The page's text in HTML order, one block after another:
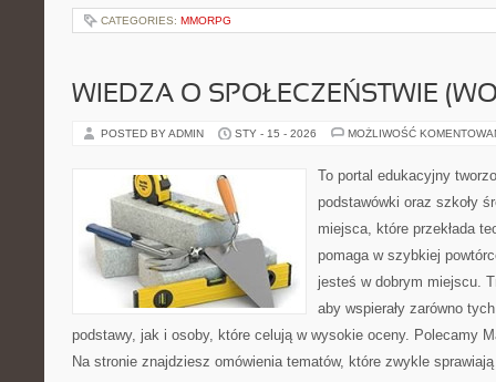
CATEGORIES: MMORPG
WIEDZA O SPOŁECZEŃSTWIE
POSTED BY ADMIN STY - 15 - 2026 MOŻLIWOŚĆ
To portal edukacyjny
podstawówki oraz szkoły
miejsca, które przekłada
pomaga w szybkiej
jesteś w dobrym miejscu.
aby wspierały zarówno
podstawy, jak i osoby, które celują w wysokie oceny. Polecamy
Na stronie znajdziesz omówienia tematów, które zwykle